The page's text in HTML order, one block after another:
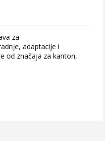
za
adaptacije i
od značaja za kanton,